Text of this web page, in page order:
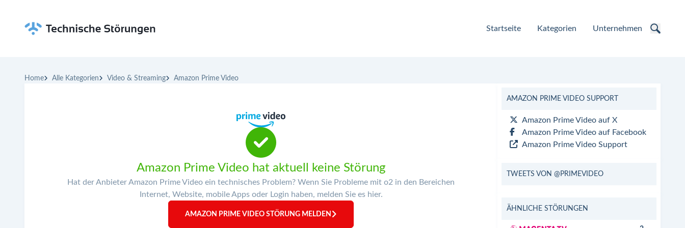
Startseite Kategorien Unternehmen
Home Alle Kategorien Video & Streaming Amazon Prime Video
Amazon Prime Video hat aktuell keine Störung
Hat der Anbieter Amazon Prime Video ein technisches Problem? Wenn Sie Probleme mit o2 in den Bereichen
Internet, Website, mobile Apps oder Login haben, melden Sie es hier.
AMAZON PRIME VIDEO STÖRUNG MELDEN
AMAZON PRIME VIDEO SUPPORT
Amazon Prime Video auf X
Amazon Prime Video auf Facebook
Amazon Prime Video Support
TWEETS VON @PRIMEVIDEO
ÄHNLICHE STÖRUNGEN